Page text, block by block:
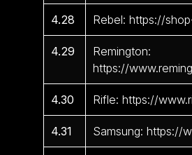
4.28 Rebel: https://
4.29
Remington:
https://
4.30 Rifle: https://
4.31 Samsung: https://